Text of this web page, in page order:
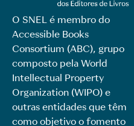
O SNEL é membro do
Accessible Books
Consortium (ABC), grupo
composto pela World
Intellectual Property
Organization (WIPO) e
outras entidades que têm
como objetivo o fomento